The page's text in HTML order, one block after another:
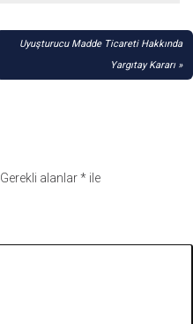
Uyuşturucu Madde Ticareti Hakkında
Yargıtay Kararı
Gerekli alanlar* ile